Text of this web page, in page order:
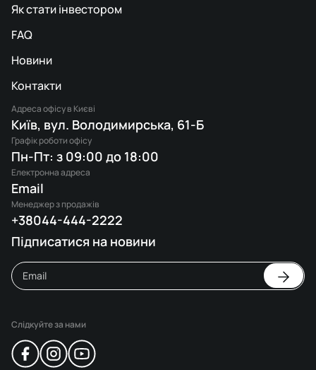
Як стати інвестором
FAQ
Новини
Контакти
Адреса офісу в Києві
Київ, вул. Володимирська, 61-Б
Графік роботи офісу
Пн-Пт: з 09:00 до 18:00
Електронна адреса
Email
Менеджер з продажів
+38044-444-2222
Підписатися на новини
Слідкуйте за нами